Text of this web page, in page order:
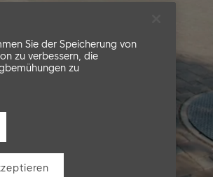
Sie der Speicherung von
zu verbessern, die
zu